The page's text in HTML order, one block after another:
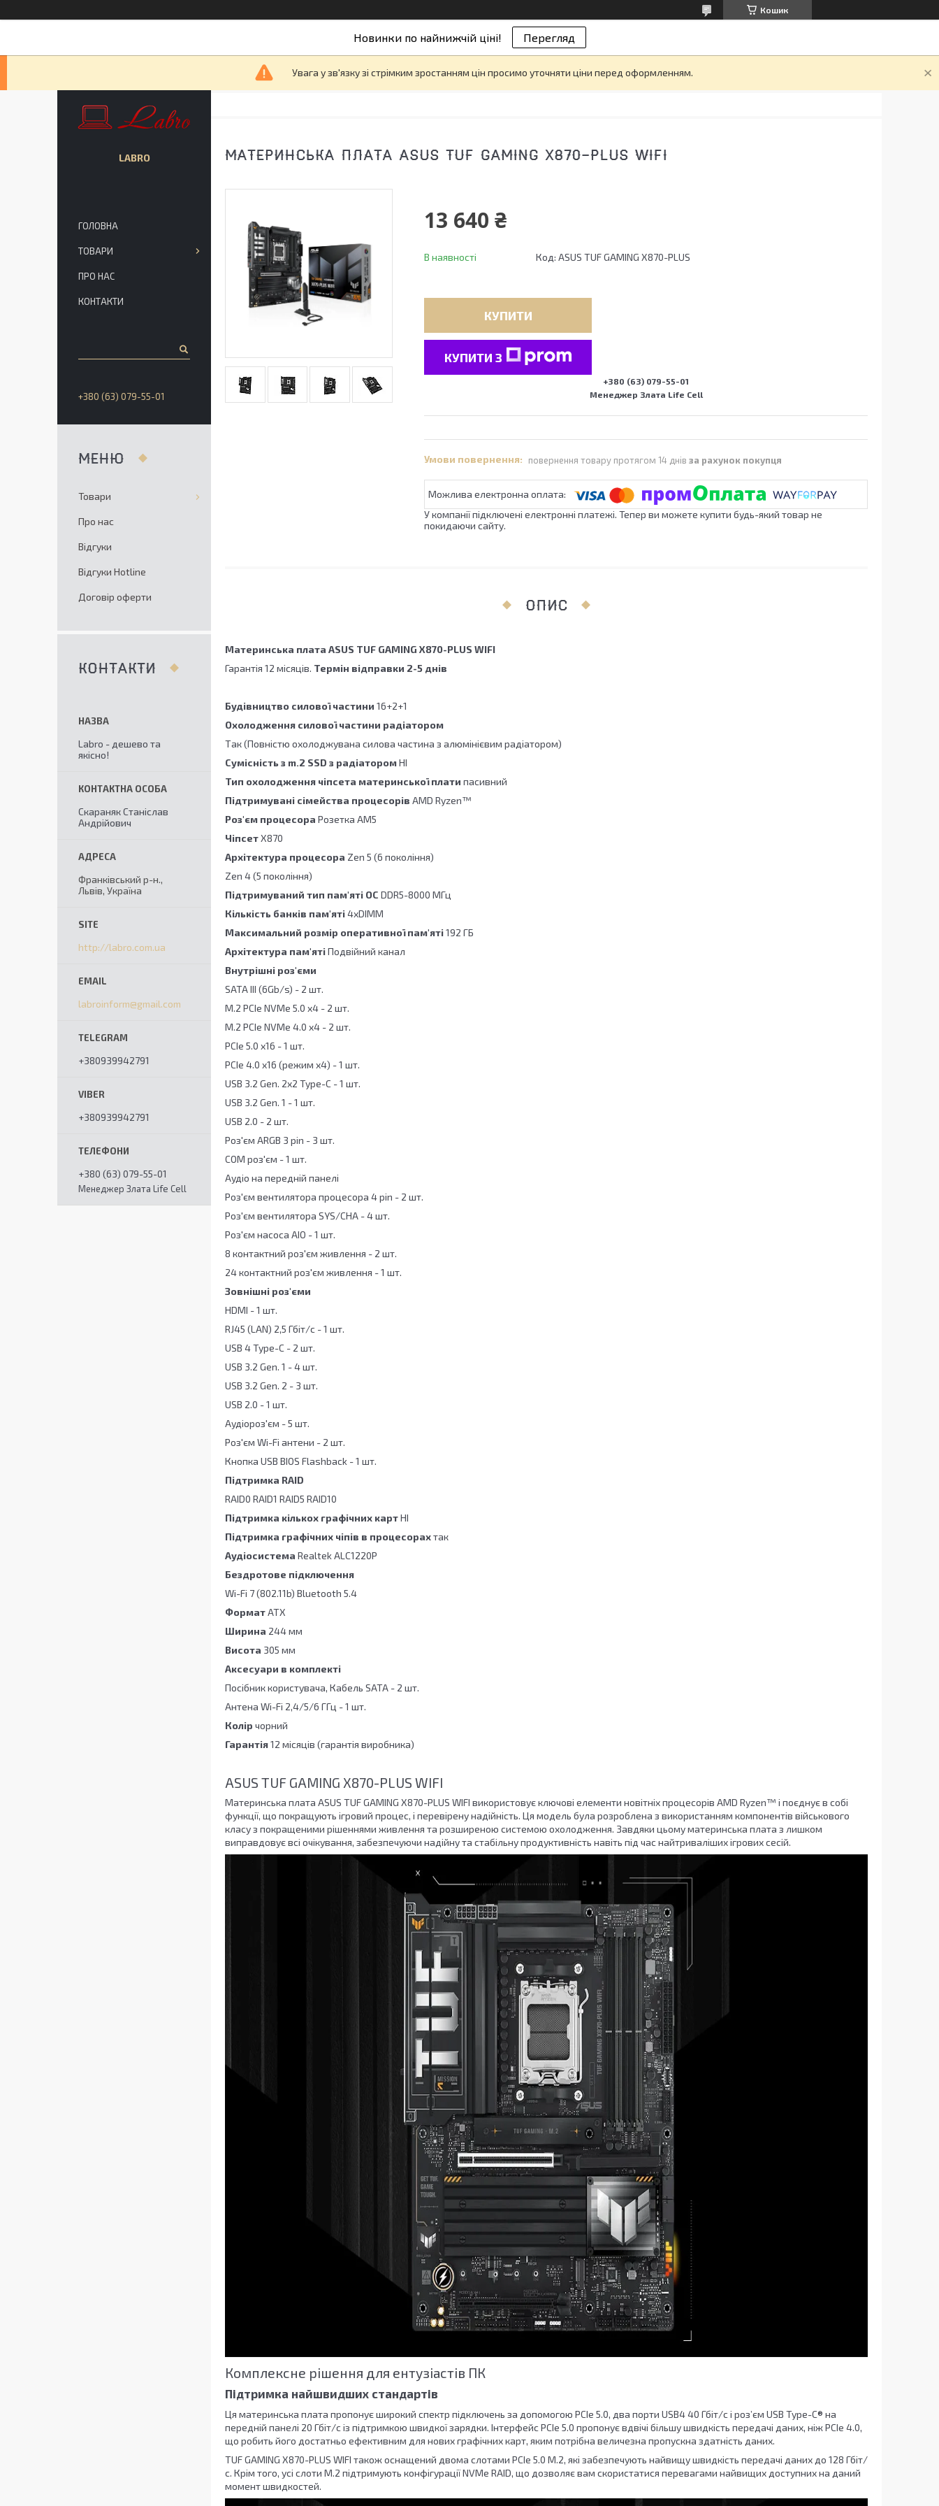
Кошик
Новинки по найнижчій ціні! Перегляд
Увага у зв'язку зі стрімким зростанням цін просимо уточняти ціни перед оформленням.
МАТЕРИНСЬКА ПЛАТА ASUS TUF GAMING X870-PLUS WIFI
13 640 ₴
В наявності Код: ASUS TUF GAMING X870-PLUS
КУПИТИ
КУПИТИ З
+380 (63) 079-55-01
Менеджер Злата Life Cell
повернення товару протягом 14 днів за рахунок покупця
У компанії підключені електронні платежі. Тепер ви можете купити будь-який товар не
покидаючи сайту.
ОПИС
Материнська плата ASUS TUF GAMING X870-PLUS WIFI
Гарантія 12 місяців. Термін відправки 2-5 днів
Будівництво силової частини 16+2+1
Охолодження силової частини радіатором
Так (Повністю охолоджувана силова частина з алюмінієвим радіатором)
Сумісність з m.2 SSD з радіаторомНІ
Тип охолодження чіпсета материнської плати пасивний
Підтримувані сімейства процесорів AMD Ryzen™
Роз'єм процесора Розетка AM5
ЧіпсетX870
Архітектура процесора Zen 5 (6 покоління)
Zen 4 (5 покоління)
Підтримуваний тип пам'яті OC DDR5-8000 МГц
Кількість банків пам'яті4xDIMM
Максимальний розмір оперативної пам'яті192 ГБ
Архітектура пам'ятіПодвійний канал
Внутрішні роз'єми
SATA III (6Gb/s) - 2 шт.
M.2 PCIe NVMe 5.0 x4 - 2 шт.
M.2 PCIe NVMe 4.0 x4 - 2 шт.
PCIe 5.0 x16 - 1 шт.
PCIe 4.0 x16 (режим x4) - 1 шт.
USB 3.2 Gen. 2x2 Type-C - 1 шт.
USB 3.2 Gen. 1 - 1 шт.
USB 2.0 - 2 шт.
Роз'єм ARGB 3 pin - 3 шт.
COM роз'єм - 1 шт.
Аудіо на передній панелі
Роз'єм вентилятора процесора 4 pin - 2 шт.
Роз'єм вентилятора SYS/CHA - 4 шт.
Роз'єм насоса AIO - 1 шт.
8 контактний роз'єм живлення - 2 шт.
24 контактний роз'єм живлення - 1 шт.
Зовнішні роз'єми
HDMI - 1 шт.
RJ45 (LAN) 2,5 Гбіт/с - 1 шт.
USB 4 Type-C - 2 шт.
USB 3.2 Gen. 1 - 4 шт.
USB 3.2 Gen. 2 - 3 шт.
USB 2.0 - 1 шт.
Аудіороз'єм - 5 шт.
Роз'єм Wi-Fi антени - 2 шт.
Кнопка USB BIOS Flashback - 1 шт.
Підтримка RAID
RAID0 RAID1 RAID5 RAID10
Підтримка кількох графічних картНІ
Підтримка графічних чіпів в процесорахтак
Аудіосистема Realtek ALC1220P
Бездротове підключення
Wi-Fi 7 (802.11b) Bluetooth 5.4
ФорматATX
Ширина 244 мм
Висота 305 мм
Аксесуари в комплекті
Посібник користувача, Кабель SATA - 2 шт.
Антена Wi-Fi 2,4/5/6 ГГц - 1 шт.
Колір чорний
Гарантія12 місяців (гарантія виробника)
ASUS TUF GAMING X870-PLUS WIFI
Материнська плата ASUS TUF GAMING X870-PLUS WIFI використовує ключові елементи новітніх процесорів AMD Ryzen™ і поєднує в собі
функції, що покращують ігровий процес, і перевірену надійність. Ця модель була розроблена з використанням компонентів військового
класу з покращеними рішеннями живлення та розширеною системою охолодження. Завдяки цьому материнська плата з лишком
виправдовує всі очікування, забезпечуючи надійну та стабільну продуктивність навіть під час найтриваліших ігрових сесій.
Комплексне рішення для ентузіастів ПК
Підтримка найшвидших стандартів
Ця материнська плата пропонує широкий спектр підключень за допомогою PCIe 5.0, два порти USB4 40 Гбіт/с і роз’єм USB Type-C® на
передній панелі 20 Гбіт/с із підтримкою швидкої зарядки. Інтерфейс PCIe 5.0 пропонує вдвічі більшу швидкість передачі даних, ніж PCIe 4.0,
що робить його достатньо ефективним для нових графічних карт, яким потрібна величезна пропускна здатність даних.
TUF GAMING X870-PLUS WIFI також оснащений двома слотами PCIe 5.0 M.2, які забезпечують найвищу швидкість передачі даних до 128 Гбіт/
с. Крім того, усі слоти M.2 підтримують конфігурації NVMe RAID, що дозволяє вам скористатися перевагами найвищих доступних на даний
момент швидкостей.
LABRO
ГОЛОВНА
ТОВАРИ
ПРО НАС
КОНТАКТИ
+380 (63) 079-55-01
Товари
Про нас
Відгуки
Відгуки Hotline
Договір оферти
КОНТАКТИ
Labro - дешево та
якісно!
Скараняк Станіслав
Андрійович
Франківський р-н.,
Львів, Україна
http://labro.com.ua
labroinform@gmail.com
+380939942791
+380939942791
+380 (63) 079-55-01
Менеджер Злата Life Cell